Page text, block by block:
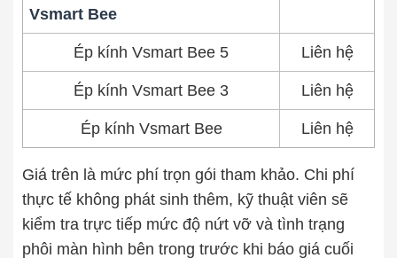
Vsmart Bee
Ép kính Vsmart Bee 5 Liên hệ
Ép kính Vsmart Bee 3 Liên hệ
Ép kính Vsmart Bee Liên hệ
Giá trên là mức phí trọn gói tham khảo. Chi phí
thực tế không phát sinh thêm, kỹ thuật viên sẽ
kiểm tra trực tiếp mức độ nứt vỡ và tình trạng
phôi màn hình bên trong trước khi báo giá cuối